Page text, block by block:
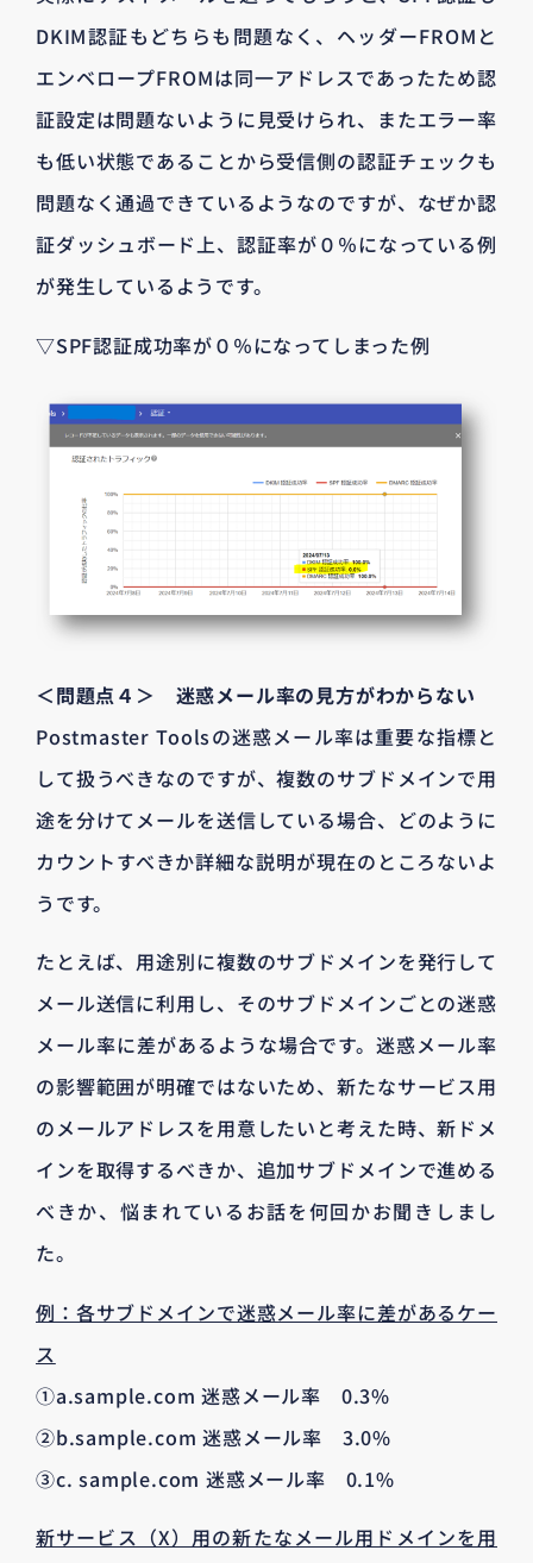
DKIM認証もどちらも問題なく、ヘッダーFROMと
エンベロープFROMは同一アドレスであったため認
証設定は問題ないように見受けられ、またエラー率
も低い状態であることから受信側の認証チェックも
問題なく通過できているようなのですが、なぜか認
証ダッシュボード上、認証率が０％になっている例
が発生しているようです。
▽SPF認証成功率が０％になってしまった例
＜問題点４＞ 迷惑メール率の見方がわからない
Postmaster Toolsの迷惑メール率は重要な指標と
して扱うべきなのですが、複数のサブドメインで用
途を分けてメールを送信している場合、どのように
カウントすべきか詳細な説明が現在のところないよ
うです。
たとえば、用途別に複数のサブドメインを発行して
メール送信に利用し、そのサブドメインごとの迷惑
メール率に差があるような場合です。迷惑メール率
の影響範囲が明確ではないため、新たなサービス用
のメールアドレスを用意したいと考えた時、新ドメ
インを取得するべきか、追加サブドメインで進める
べきか、悩まれているお話を何回かお聞きしまし
た。
例：各サブドメインで迷惑メール率に差があるケー
ス
①a.sample.com 迷惑メール率 0.3%
②b.sample.com 迷惑メール率 3.0%
③c. sample.com 迷惑メール率 0.1%
新サービス（X）用の新たなメール用ドメインを用